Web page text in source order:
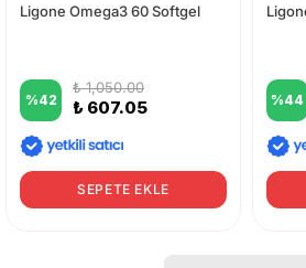
Ligone Omega3 60 Softgel
%42
₺ 1,050.00
₺ 607.05
SEPETE EKLE
%44